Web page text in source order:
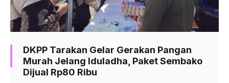
DKPP Tarakan Gelar Gerakan Pangan
Murah Jelang Iduladha, Paket Sembako
Dijual Rp80 Ribu